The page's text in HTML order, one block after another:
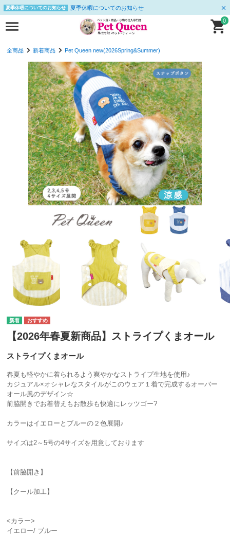
夏季休暇についてのお知らせ 夏季休暇についてのお知らせ
0
全商品 新着商品 Pet Queen new(2026Spring&Summer)
【2026年春夏新商品】ストライプくまオール
ストライプくまオール
春夏も軽やかに着られるよう爽やかなストライプ生地を使用♪
カジュアル×オシャレなスタイルがこのウェア１着で完成するオーバー
オール風のデザイン☆
前脇開きでお着替えもお散歩も快適にレッツゴー?
カラーはイエローとブルーの２色展開♪
サイズは2～5号の4サイズを用意しております
【前脇開き】
【クール加工】
<カラー>
イエロー/ ブルー